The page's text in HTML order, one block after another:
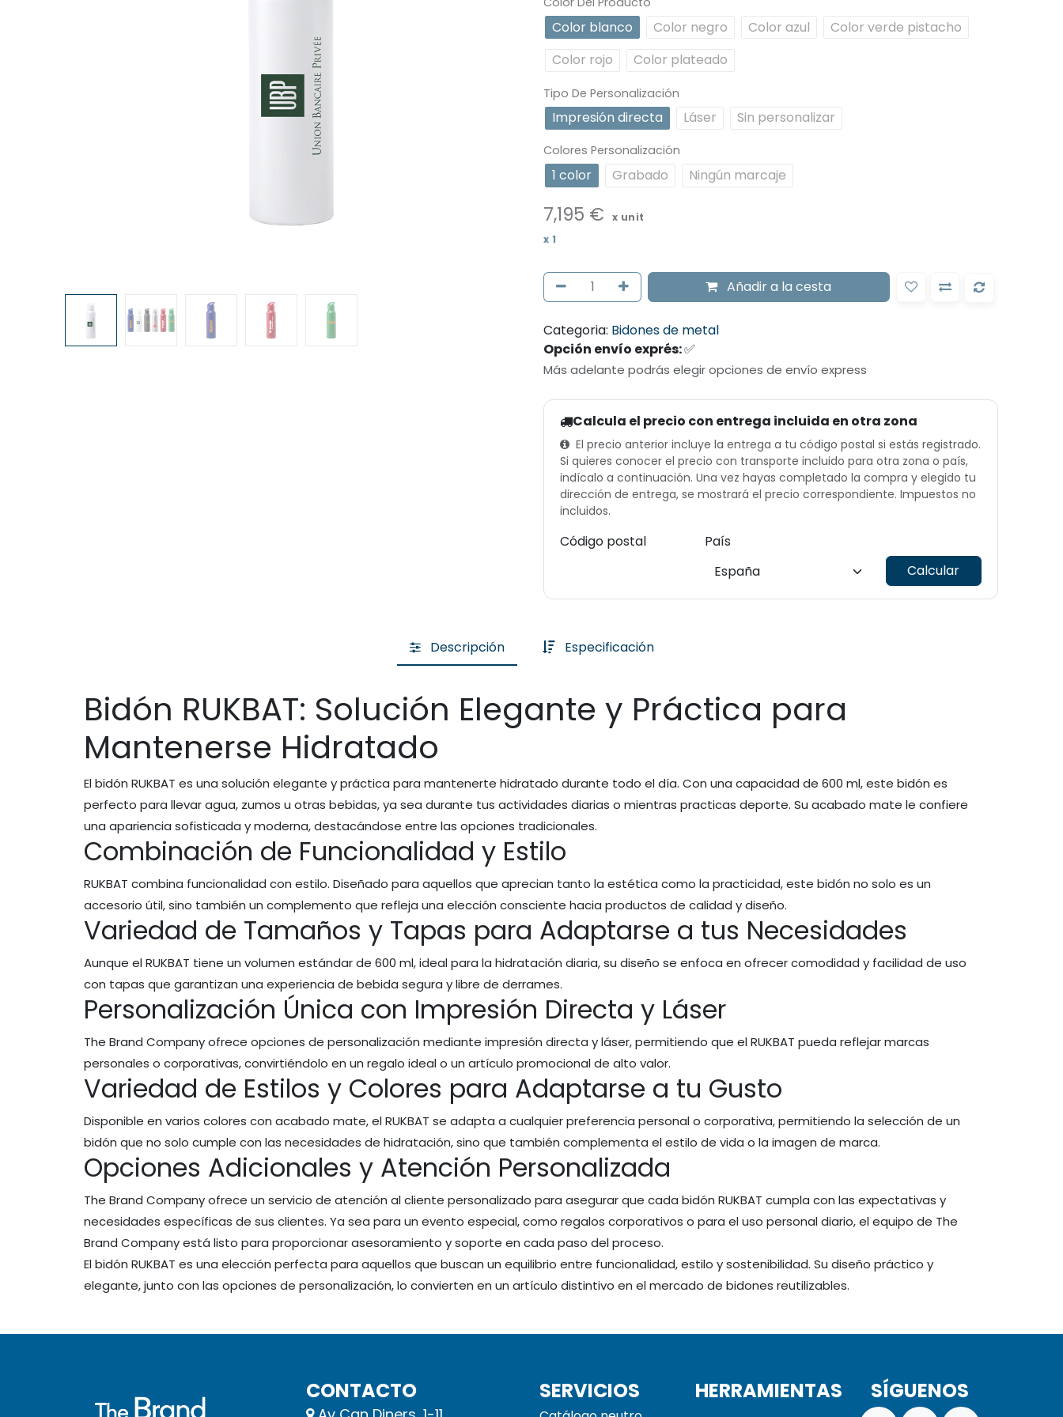
Color blanco Color negro Color azul
Color verde pistacho
Color rojo
Color plateado
Tipo De Personalización
Impresión directa Láser Sin personalizar
Colores Personalización
1 color Grabado Ningún marcaje
7,195 €
x unit
x 1
Añadira la cesta
Categoria: Bidones de metal
Opción envío exprés:✅
Más adelante podrás elegir opciones de envío express
Calcula el precio con entrega incluida en otra zona
El precio anterior incluye la entrega a tu código postal si estás registrado.
Si quieres conocer el precio con transporte incluido para otra zona o país,
indícalo a continuación. Una vez hayas completado la compra y elegido tu
dirección de entrega, se mostrará el precio correspondiente. Impuestos no
incluidos.
Código postal
País
Calcular
Descripción Especificación
Bidón RUKBAT: Solución Elegante y Práctica para
Mantenerse Hidratado
El bidón RUKBAT es una solución elegante y práctica para mantenerte hidratado durante todo el día. Con una capacidad de 600 ml, este bidón es
perfecto para llevar agua, zumos u otras bebidas, ya sea durante tus actividades diarias o mientras practicas deporte. Su acabado mate le confiere
una apariencia sofisticada y moderna, destacándose entre las opciones tradicionales.
Combinación de Funcionalidad y Estilo
RUKBAT combina funcionalidad con estilo. Diseñado para aquellos que aprecian tanto la estética como la practicidad, este bidón no solo es un
accesorio útil, sino también un complemento que refleja una elección consciente hacia productos de calidad y diseño.
Variedad de Tamaños y Tapas para Adaptarse a tus Necesidades
Aunque el RUKBAT tiene un volumen estándar de 600 ml, ideal para la hidratación diaria, su diseño se enfoca en ofrecer comodidad y facilidad de uso
con tapas que garantizan una experiencia de bebida segura y libre de derrames.
Personalización Única con Impresión Directa y Láser
The Brand Company ofrece opciones de personalización mediante impresión directa y láser, permitiendo que el RUKBAT pueda reflejar marcas
personales o corporativas, convirtiéndolo en un regalo ideal o un artículo promocional de alto valor.
Variedad de Estilos y Colores para Adaptarse a tu Gusto
Disponible en varios colores con acabado mate, el RUKBAT se adapta a cualquier preferencia personal o corporativa, permitiendo la selección de un
bidón que no solo cumple con las necesidades de hidratación, sino que también complementa el estilo de vida o la imagen de marca.
Opciones Adicionales y Atención Personalizada
The Brand Company ofrece un servicio de atención al cliente personalizado para asegurar que cada bidón RUKBAT cumpla con las expectativas y
necesidades específicas de sus clientes. Ya sea para un evento especial, como regalos corporativos o para el uso personal diario, el equipo de The
Brand Company está listo para proporcionar asesoramiento y soporte en cada paso del proceso.
El bidón RUKBAT es una elección perfecta para aquellos que buscan un equilibrio entre funcionalidad, estilo y sostenibilidad. Su diseño práctico y
elegante, junto con las opciones de personalización, lo convierten en un artículo distintivo en el mercado de bidones reutilizables.
CONTACTO SERVICIOS SÍGUENOS
HERRAMIENTAS